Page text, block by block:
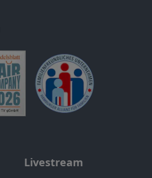
Livestream